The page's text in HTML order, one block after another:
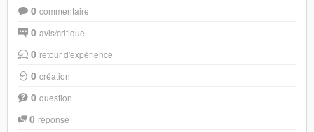
0 commentaire
0 avis/critique
0 retour d'expérience
0 création
0 question
0 réponse